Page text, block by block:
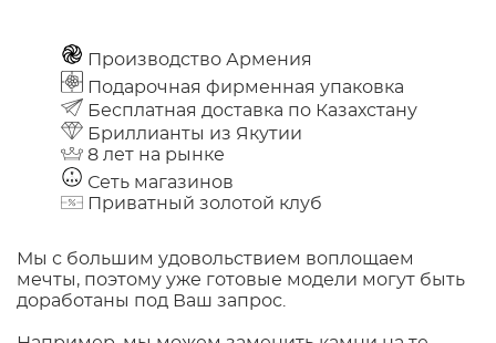
Производство Армения
Подарочная фирменная упаковка
Бесплатная доставка по Казахстану
Бриллианты из Якутии
8 лет на рынке
Сеть магазинов
Приватный золотой клуб
Мы с большим удовольствием воплощаем
мечты, поэтому уже готовые модели могут быть
доработаны под Ваш запрос.